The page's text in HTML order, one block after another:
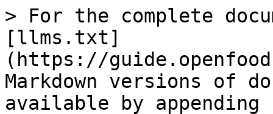
> For the complete
[llms.txt]
(https://
Markdown versions of
available by